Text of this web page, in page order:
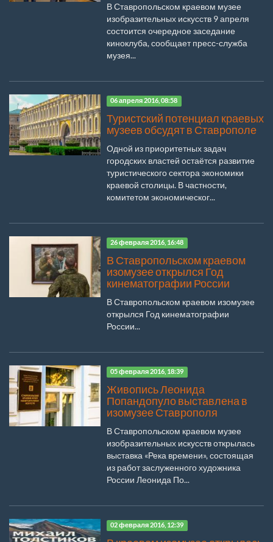
В Ставропольском краевом музее
изобразительных искусств 9 апреля
состоится очередное заседание
киноклуба, сообщает пресс-служба
музея...
06 апреля 2016, 08:58
Туристский потенциал краевых
музеев обсудят в Ставрополе
Одной из приоритетных задач
городских властей остаётся развитие
туристического сектора экономики
краевой столицы. В частности,
комитетом экономическог...
26 февраля 2016, 16:48
В Ставропольском краевом
изомузее открылся Год
кинематографии России
В Ставропольском краевом изомузее
открылся Год кинематографии
России...
05 февраля 2016, 18:39
Живопись Леонида
Попандопуло выставлена в
изомузее Ставрополя
В Ставропольском краевом музее
изобразительных искусств открылась
выставка «Река времени», состоящая
из работ заслуженного художника
России Леонида По...
02 февраля 2016, 12:39